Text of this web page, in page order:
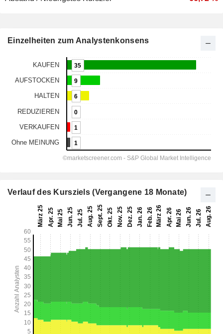
Einzelheiten zum Analystenkonsens
Verlauf des Kursziels (Vergangene 18 Monate)